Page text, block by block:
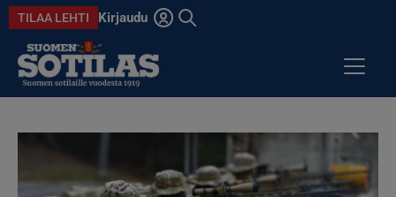
Hyppää pääsisältöön
TILAA LEHTI Kirjaudu Avaa haku